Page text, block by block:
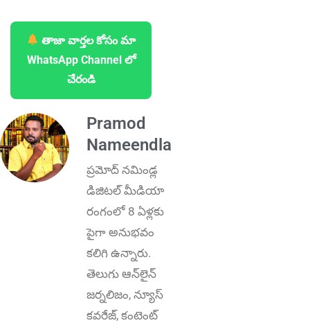
తాజా వార్తల కోసం మా
WhatsApp Channel లో
చేరండి
Pramod
Nameendla
ప్ర‌మోద్ న‌మిండ్ల‌
డిజిట‌ల్ మీడియా
రంగంలో 8 ఏళ్లకు
పైగా అనుభ‌వం
కలిగి ఉన్నారు.
తెలుగు ఆన్‌లైన్‌
జర్నలిజం, న్యూస్
కవరేజ్‌, కంటెంట్